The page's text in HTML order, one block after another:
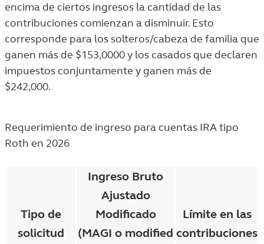
encima de ciertos ingresos la cantidad de las
contribuciones comienzan a disminuir. Esto
corresponde para los solteros/cabeza de familia que
ganen más de $153,0000 y los casados que declaren
impuestos conjuntamente y ganen más de
$242,000.
Requerimiento de ingreso para cuentas IRA tipo
Roth en 2026
Tipo de
solicitud
Ingreso Bruto
Ajustado
Modificado
(MAGI o modified
Límite en las
contribuciones